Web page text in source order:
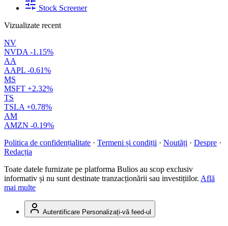
Stock Screener
Vizualizate recent
NV
NVDA -1.15%
AA
AAPL -0.61%
MS
MSFT +2.32%
TS
TSLA +0.78%
AM
AMZN -0.19%
Politica de confidențialitate · Termeni și condiții · Noutăți · Despre ·
Redacția
Toate datele furnizate pe platforma Bulios au scop exclusiv
informativ și nu sunt destinate tranzacționării sau investițiilor. Află
mai multe
Autentificare Personalizați-vă feed-ul